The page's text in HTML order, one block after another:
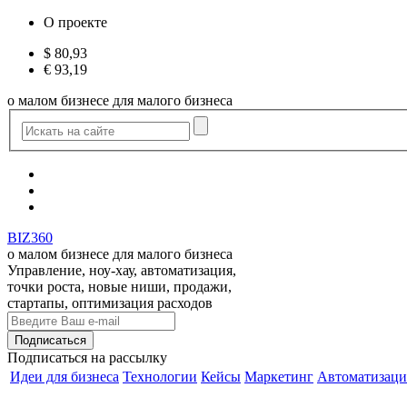
О проекте
$ 80,93
€ 93,19
о малом бизнесе для малого бизнеса
BIZ360
о малом бизнесе для малого бизнеса
Управление, ноу-хау, автоматизация,
точки роста, новые ниши, продажи,
стартапы, оптимизация расходов
Подписаться на рассылку
Идеи для бизнеса Технологии Кейсы Маркетинг